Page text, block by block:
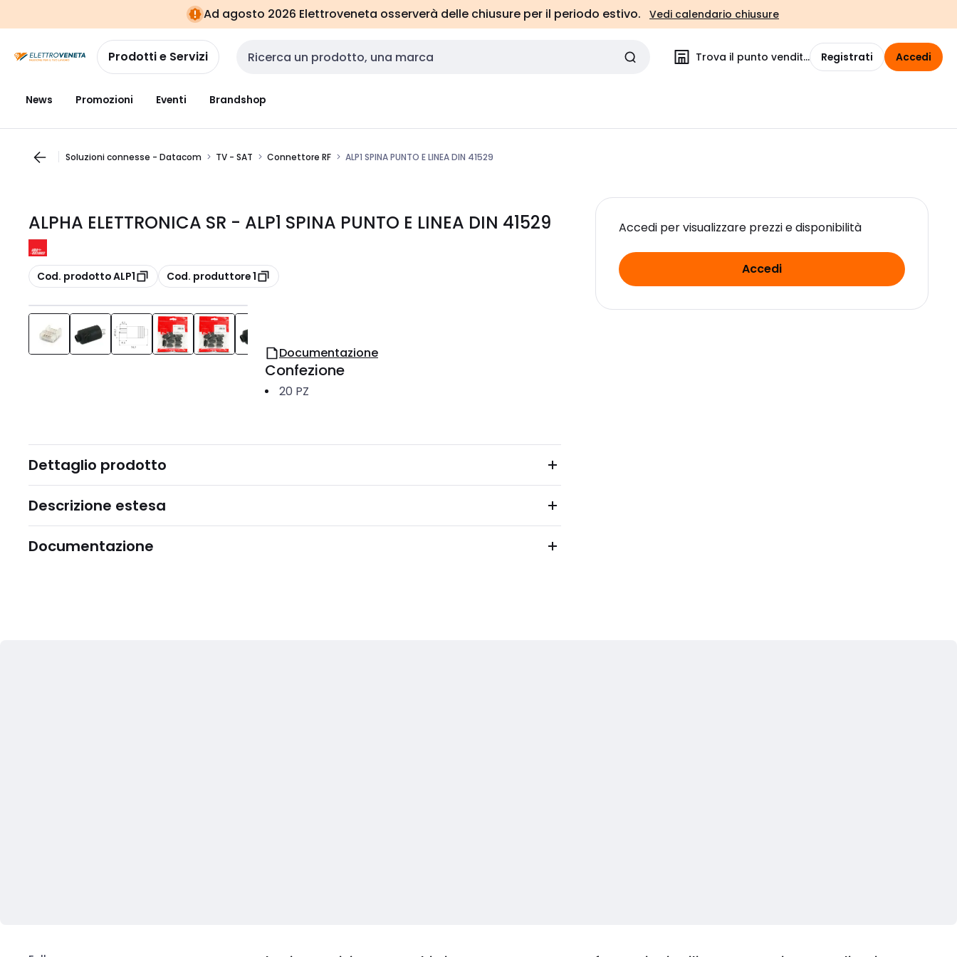
navigazionealla
pagina
Ad agosto 2026 Elettroveneta osserverà delle chiusure per il periodo estivo. Vedi calendario chiusure
Prodotti e Servizi Cerca input Trova il punto vendita Registrati Accedi
News Promozioni Eventi Brandshop
Soluzioni connesse - Datacom TV - SAT Connettore RF ALP1 SPINA PUNTO E LINEA DIN 41529
ALPHA ELETTRONICA SR - ALP1 SPINA PUNTO E LINEA DIN 41529
copia
Cod. prodotto ALP1 copia
Cod. produttore 1
Accedi per visualizzare prezzi e disponibilità
Accedi
Documentazione
Confezione
20 PZ
Dettaglio prodotto
Descrizione estesa
Documentazione